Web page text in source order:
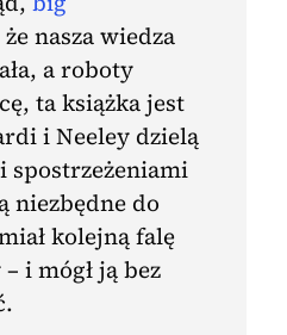
nasza wiedza
a roboty
ta książka jest
i Neeley dzielą
spostrzeżeniami
niezbędne do
kolejną falę
i mógł ją bez